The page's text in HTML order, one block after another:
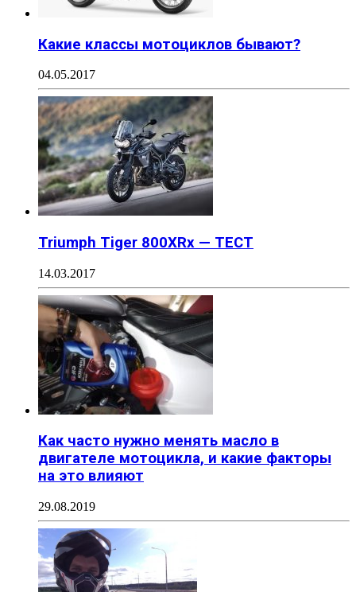
Какие классы мотоциклов бывают?
04.05.2017
Triumph Tiger 800XRx — ТЕСТ
14.03.2017
Как часто нужно менять масло в
двигателе мотоцикла, и какие факторы
на это влияют
29.08.2019